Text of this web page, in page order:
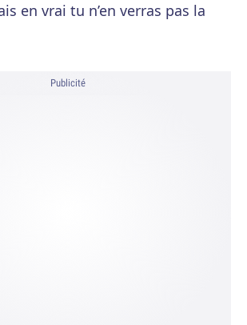
en vrai tu n’en verras pas la
Publicité